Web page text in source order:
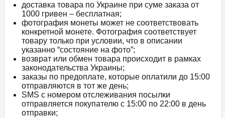
доставка товара по Украине при суме заказа от
1000 гривен – бесплатная;
фотография монеты может не соответствовать
конкретной монете. Фотография соответствует
товару только при условии, что в описании
указанно “состояние на фото”;
возврат или обмен товара происходит в рамках
законодательства Украины;
заказы по предоплате, которые оплатили до 15:00
отправляются в тот же день;
SMS с номером отслеживания посылки
отправляется покупателю с 15:00 по 22:00 в день
отправки;